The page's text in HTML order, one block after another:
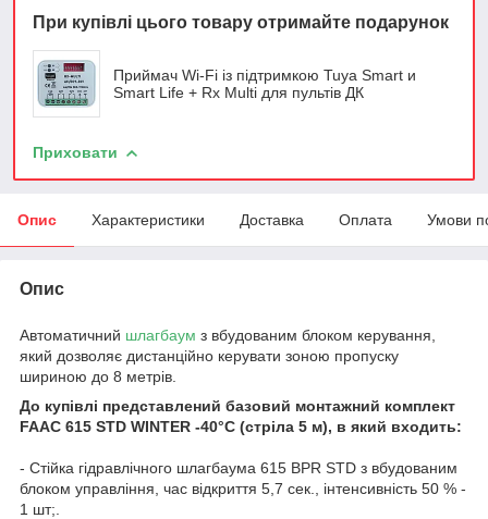
При купівлі цього товару отримайте подарунок
Приймач Wi-Fi із підтримкою Tuya Smart и
Smart Life + Rx Multi для пультів ДК
Приховати
Опис Характеристики Доставка Оплата Умови
Опис
Автоматичний шлагбаум з вбудованим блоком керування,
який дозволяє дистанційно керувати зоною пропуску
шириною до 8 метрів.
До купівлі представлений базовий монтажний комплект
FAAC 615 STD WINTER -40°C (стріла 5 м), в який входить:
- Стійка гідравлічного шлагбаума 615 BPR STD з вбудованим
блоком управління, час відкриття 5,7 сек., інтенсивність 50 % -
1 шт;.